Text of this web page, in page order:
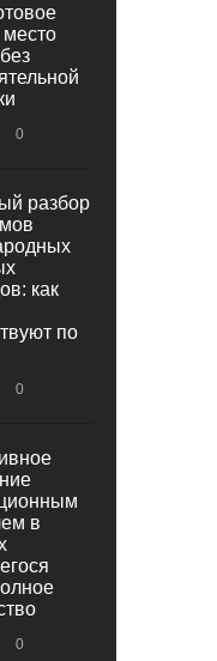
0
разбор
как
по
0
в
0